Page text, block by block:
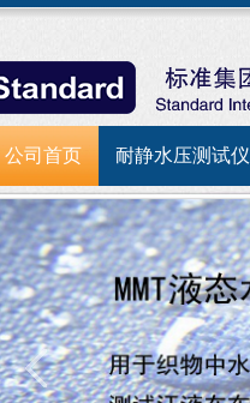
公司首页 耐静水压测试仪